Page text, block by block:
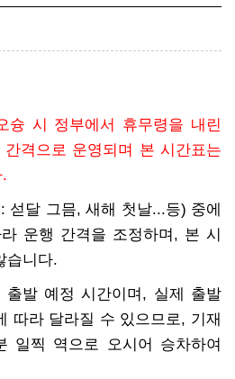
슝 시 정부에서 휴무령을 내린
격으로 운영되며 본 시간표는
섣달 그믐, 새해 첫날...등) 중에
운행 간격을 조정하며, 본 시
습니다.
발 예정 시간이며, 실제 출발
따라 달라질 수 있으므로, 기재
일찍 역으로 오시어 승차하여